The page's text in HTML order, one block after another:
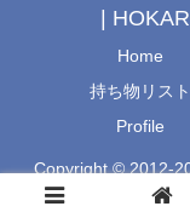
|
Home
持ち物リスト
Profile
Copyright © 2012-